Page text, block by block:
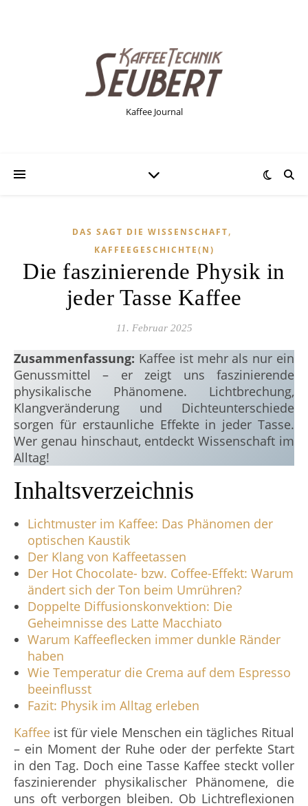
Kaffee Journal
DAS SAGT DIE WISSENSCHAFT,
KAFFEEGESCHICHTE(N)
Die faszinierende Physik in
jeder Tasse Kaffee
11. Februar 2025
Zusammenfassung: Kaffee ist mehr als nur ein
Genussmittel – er zeigt uns faszinierende
physikalische Phänomene. Lichtbrechung,
Klangveränderung und Dichteunterschiede
sorgen für erstaunliche Effekte in jeder Tasse.
Wer genau hinschaut, entdeckt Wissenschaft im
Alltag!
Inhaltsverzeichnis
Lichtmuster im Kaffee: Das Phänomen der
optischen Kaustik
Der Klang von Kaffeetassen
Der Hot Chocolate- bzw. Coffee-Effekt: Warum
ändert sich der Ton beim Umrühren?
Doppelte Diffusionskonvektion: Die
Geheimnisse des Latte Macchiato
Warum Kaffeeflecken immer dunkle Ränder
haben
Wie Temperatur die Crema auf dem Espresso
beeinflusst
Fazit: Physik im Alltag erleben
Kaffee ist für viele Menschen ein tägliches Ritual
– ein Moment der Ruhe oder der perfekte Start
in den Tag. Doch eine Tasse Kaffee steckt voller
faszinierender physikalischer Phänomene, die
uns oft verborgen bleiben. Ob Lichtreflexionen